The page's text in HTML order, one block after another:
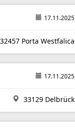
17.11.2025
32457 Porta Westfalica
17.11.2025
33129 Delbrück